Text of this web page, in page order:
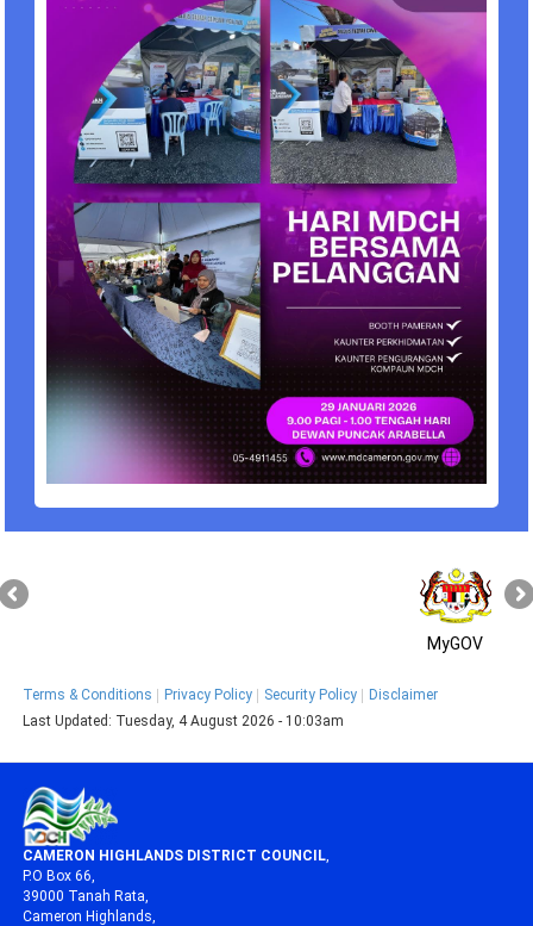
MyGOV
Terms & Conditions Privacy Policy Security Policy
Disclaimer
Last Updated: Tuesday, 4 August 2026 - 10:03am
CAMERON HIGHLANDS DISTRICT COUNCIL,
P.O Box 66,
39000 Tanah Rata,
Cameron Highlands,